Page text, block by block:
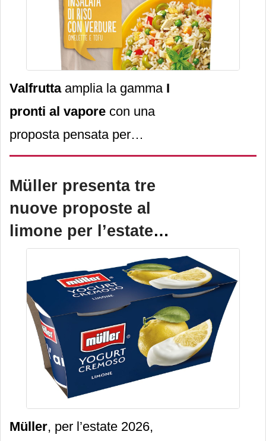
Valfruttaamplia la gamma I
pronti al vapore con una
proposta pensata per
rispondere ai nuovi stili di
consumo:l’Insalata di Riso
con verdure, tofu e
omelette
Müller presenta tre
nuove proposte al
limone per l’estate
2026
Müller, per l’estate 2026,